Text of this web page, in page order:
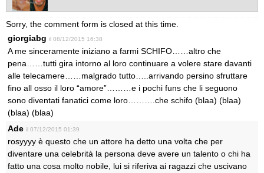
Sorry, the comment form is closed at this time.
giorgiabg il 08/12/2015 16:38
A me sinceramente iniziano a farmi SCHIFO……altro che
pena……tutti gira intorno al loro continuare a volere stare davanti
alle telecamere……malgrado tutto…..arrivando persino sfruttare
fino all osso il loro “amore”………e i pochi funs che li seguono
sono diventati fanatici come loro……….che schifo (blaa) (blaa)
(blaa) (blaa)
Ade il 07/12/2015 01:39
rosyyyy è questo che un attore ha detto una volta che per
diventare una celebrità la persona deve avere un talento o chi ha
fatto una cosa molto nobile, lui si riferiva ai ragazzi che uscivano